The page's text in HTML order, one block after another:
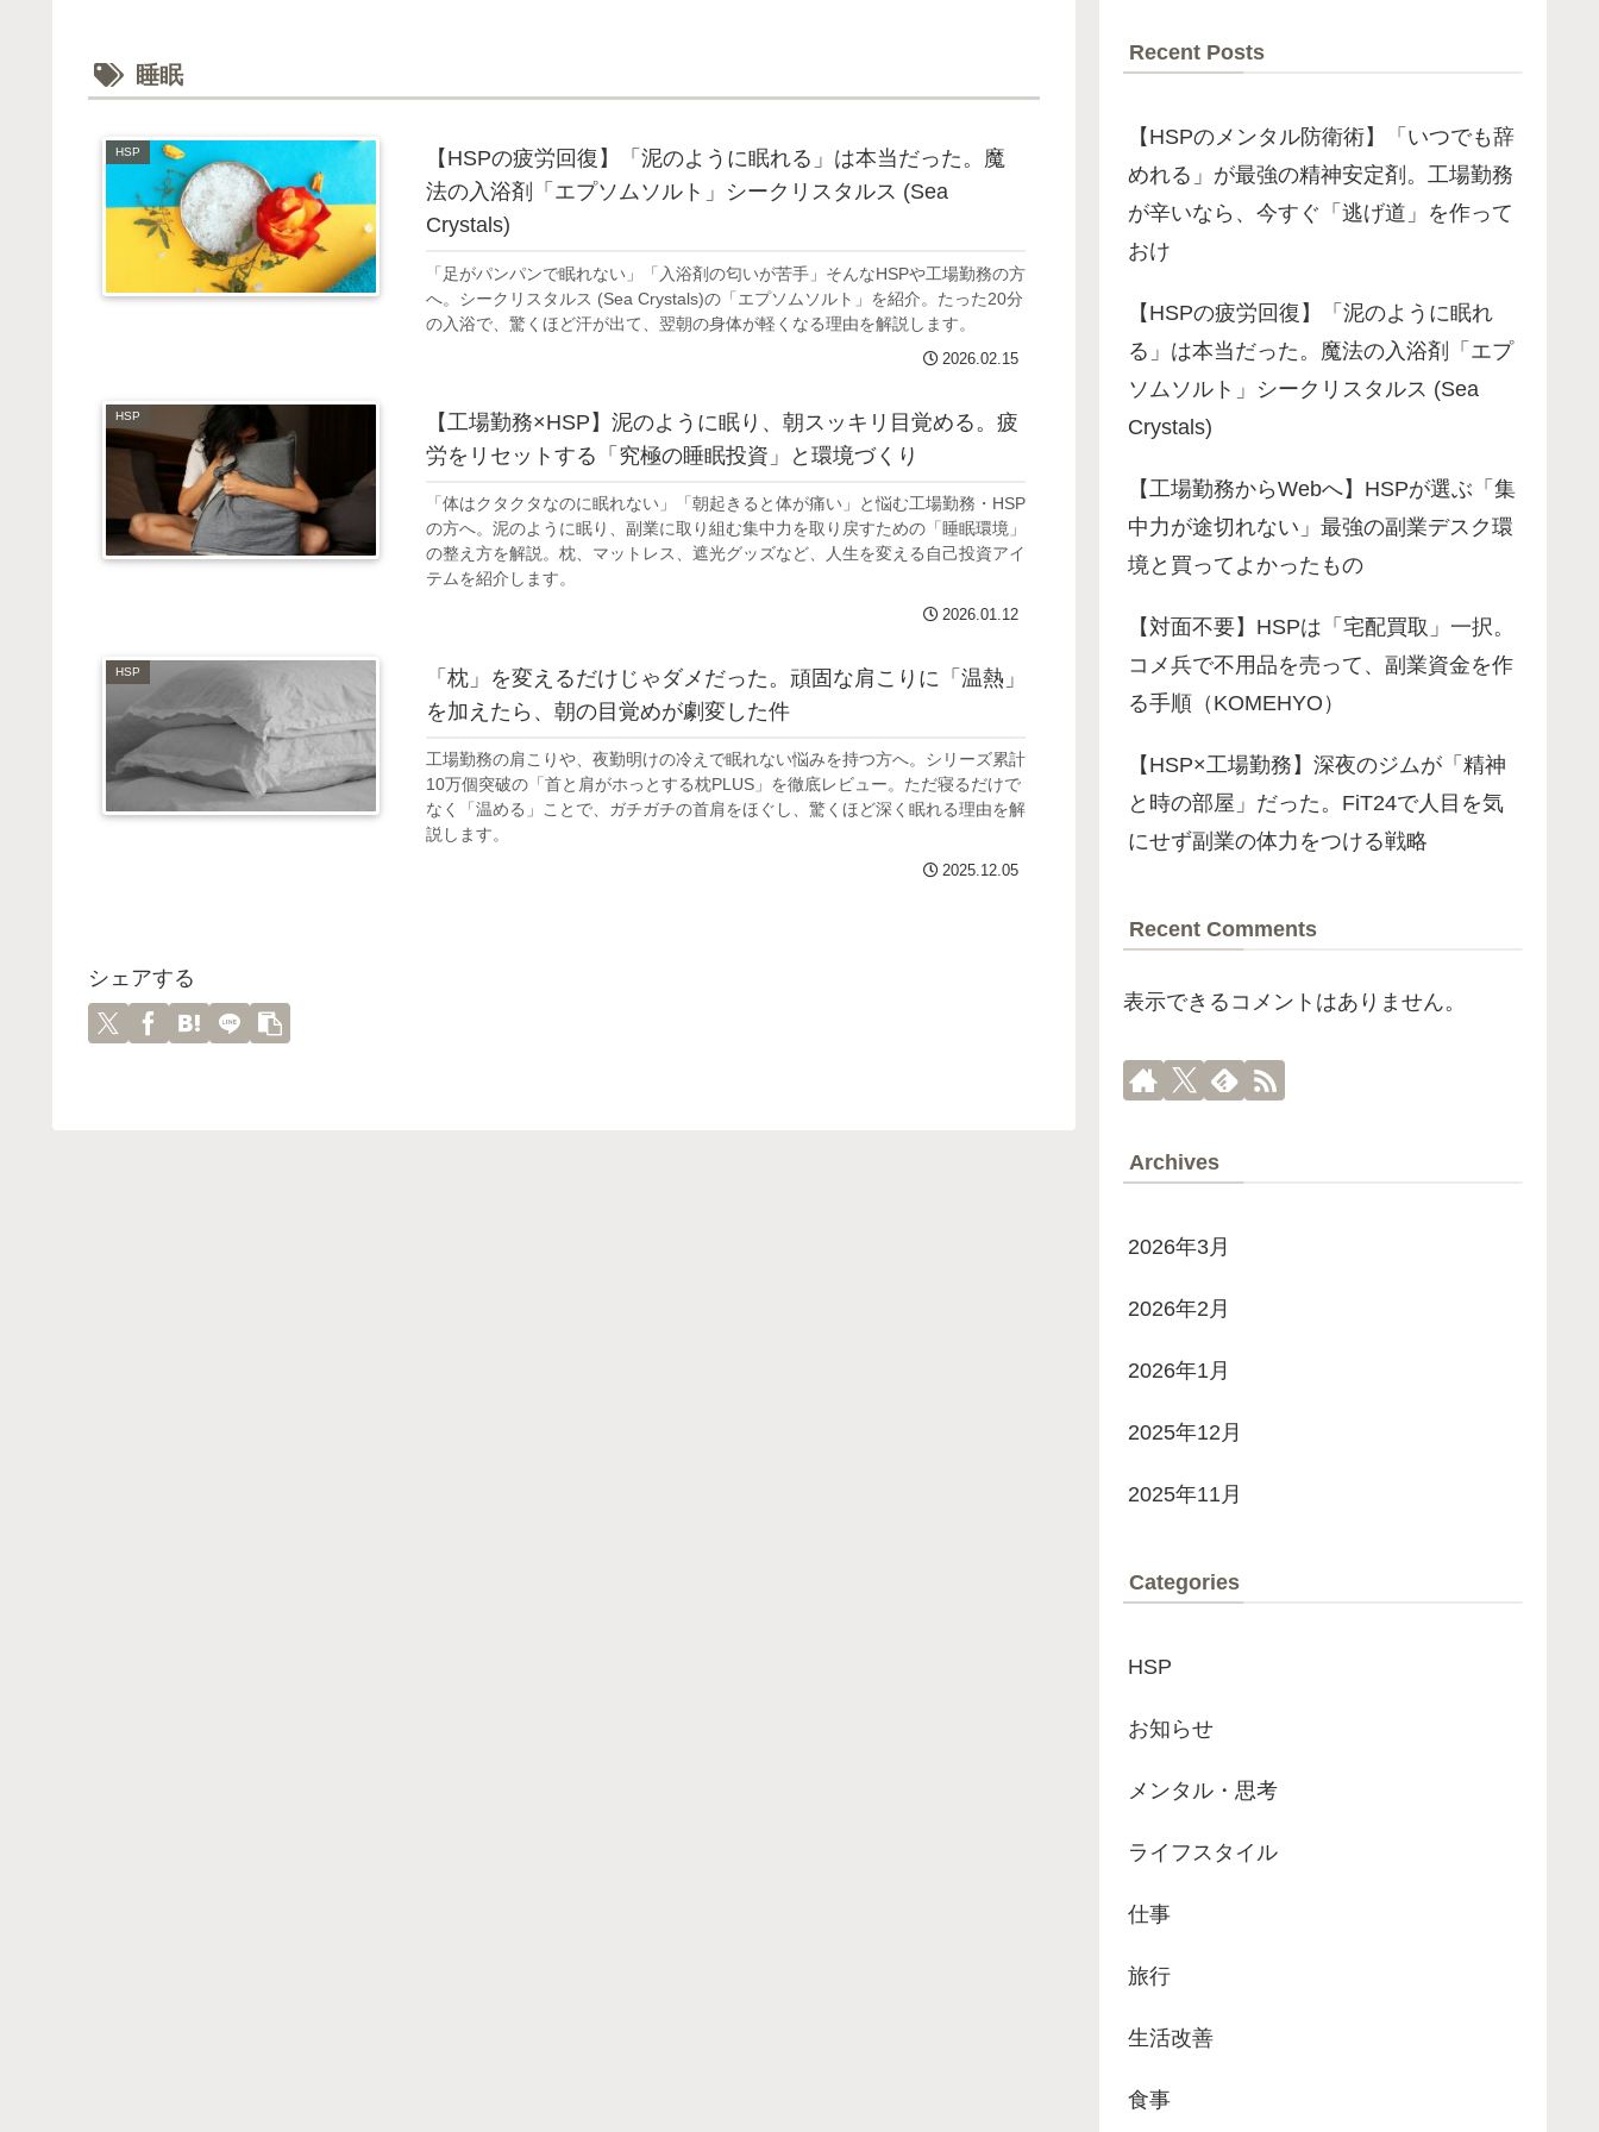
睡眠
HSP
【HSPの疲労回復】「泥のように眠れる」は本当だった。魔
法の入浴剤「エプソムソルト」シークリスタルス (Sea
Crystals)
「足がパンパンで眠れない」「入浴剤の匂いが苦手」そんなHSPや工場勤務の方
へ。シークリスタルス (Sea Crystals)の「エプソムソルト」を紹介。たった20分
の入浴で、驚くほど汗が出て、翌朝の身体が軽くなる理由を解説します。
2026.02.15
HSP
【工場勤務×HSP】泥のように眠り、朝スッキリ目覚める。疲
労をリセットする「究極の睡眠投資」と環境づくり
「体はクタクタなのに眠れない」「朝起きると体が痛い」と悩む工場勤務・HSP
の方へ。泥のように眠り、副業に取り組む集中力を取り戻すための「睡眠環境」
の整え方を解説。枕、マットレス、遮光グッズなど、人生を変える自己投資アイ
テムを紹介します。
2026.01.12
HSP
「枕」を変えるだけじゃダメだった。頑固な肩こりに「温熱」
を加えたら、朝の目覚めが劇変した件
工場勤務の肩こりや、夜勤明けの冷えで眠れない悩みを持つ方へ。シリーズ累計
10万個突破の「首と肩がホっとする枕PLUS」を徹底レビュー。ただ寝るだけで
なく「温める」ことで、ガチガチの首肩をほぐし、驚くほど深く眠れる理由を解
説します。
2025.12.05
シェアする
Recent Posts
【HSPのメンタル防衛術】「いつでも辞
めれる」が最強の精神安定剤。工場勤務
が辛いなら、今すぐ「逃げ道」を作って
おけ
【HSPの疲労回復】「泥のように眠れ
る」は本当だった。魔法の入浴剤「エプ
ソムソルト」シークリスタルス (Sea
Crystals)
【工場勤務からWebへ】HSPが選ぶ「集
中力が途切れない」最強の副業デスク環
境と買ってよかったもの
【対面不要】HSPは「宅配買取」一択。
コメ兵で不用品を売って、副業資金を作
る手順（KOMEHYO）
【HSP×工場勤務】深夜のジムが「精神
と時の部屋」だった。FiT24で人目を気
にせず副業の体力をつける戦略
Recent Comments
表示できるコメントはありません。
Archives
2026年3月
2026年2月
2026年1月
2025年12月
2025年11月
Categories
HSP
お知らせ
メンタル・思考
ライフスタイル
仕事
旅行
生活改善
食事